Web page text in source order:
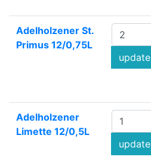
Adelholzener St.
Primus 12/0,75L
update
Adelholzener
Limette 12/0,5L
update